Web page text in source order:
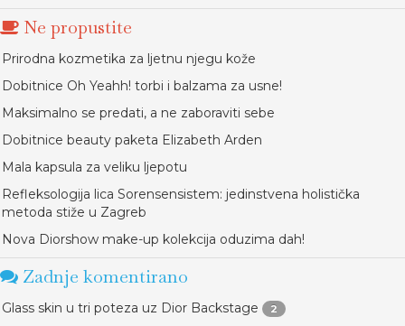
Ne propustite
Prirodna kozmetika za ljetnu njegu kože
Dobitnice Oh Yeahh! torbi i balzama za usne!
Maksimalno se predati, a ne zaboraviti sebe
Dobitnice beauty paketa Elizabeth Arden
Mala kapsula za veliku ljepotu
Refleksologija lica Sorensensistem: jedinstvena holistička
metoda stiže u Zagreb
Nova Diorshow make-up kolekcija oduzima dah!
Zadnje komentirano
Glass skin u tri poteza uz Dior Backstage 2